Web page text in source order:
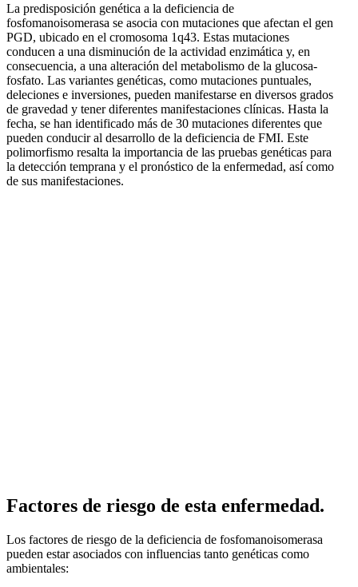
La predisposición genética a la deficiencia de
fosfomanoisomerasa se asocia con mutaciones que afectan el gen
PGD, ubicado en el cromosoma 1q43. Estas mutaciones
conducen a una disminución de la actividad enzimática y, en
consecuencia, a una alteración del metabolismo de la glucosa-
fosfato. Las variantes genéticas, como mutaciones puntuales,
deleciones e inversiones, pueden manifestarse en diversos grados
de gravedad y tener diferentes manifestaciones clínicas. Hasta la
fecha, se han identificado más de 30 mutaciones diferentes que
pueden conducir al desarrollo de la deficiencia de FMI. Este
polimorfismo resalta la importancia de las pruebas genéticas para
la detección temprana y el pronóstico de la enfermedad, así como
de sus manifestaciones.
Factores de riesgo de esta enfermedad.
Los factores de riesgo de la deficiencia de fosfomanoisomerasa
pueden estar asociados con influencias tanto genéticas como
ambientales: